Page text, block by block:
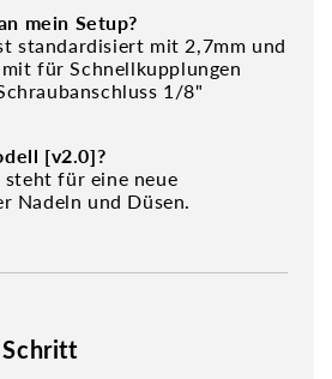
mein Setup?
standardisiert mit 2,7mm und
für Schnellkupplungen
1/8"
[v2.0]?
für eine neue
Nadeln und Düsen.